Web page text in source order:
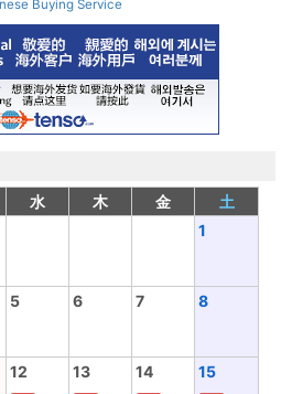
Buying Service
水 木 金
土
1
5 6 7 8
12 13 14 15